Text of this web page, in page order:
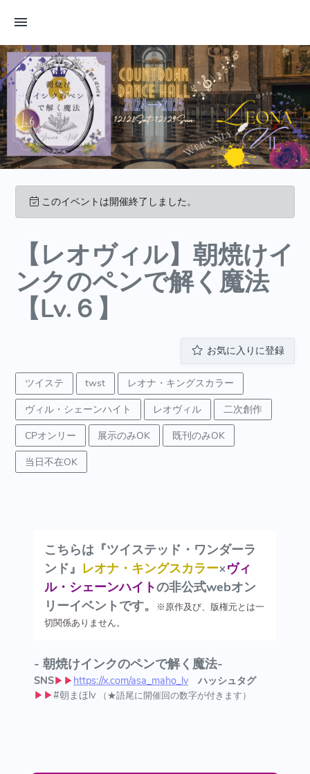
このイベントは開催終了しました。
【レオヴィル】朝焼けイ
ンクのペンで解く魔法
【Lv.６】
お気に入りに登録
ツイステ twst
レオナ・キングスカラー
ヴィル・シェーンハイト
レオヴィル
二次創作
CPオンリー
展示のみOK
既刊のみOK
当日不在OK
こちらは『ツイステッド・ワンダーラ
ンド』 レオナ・キングスカラー×ヴィ
ル・シェーンハイトの非公式webオン
リーイベントです。
※原作及び、版権元とは一
切関係ありません。
- 朝焼けインクのペンで解く魔法-
SNS▶▶ https://x.com/asa_maho_lv
ハッシュタグ
▶▶#朝まほlv （★語尾に開催回の数字が付きます）